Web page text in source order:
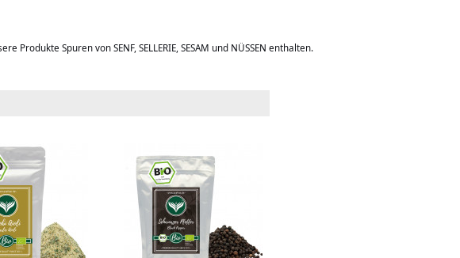
Spuren von SENF, SELLERIE, SESAM und NÜSSEN enthalten.